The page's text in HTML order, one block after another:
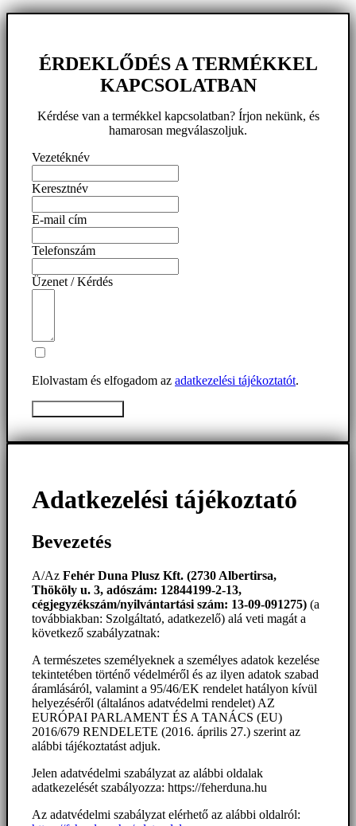
ÉRDEKLŐDÉS A TERMÉKKEL
KAPCSOLATBAN
Kérdése van a termékkel kapcsolatban? Írjon nekünk, és
hamarosan megválaszoljuk.
Vezetéknév
Keresztnév
E-mail cím
Telefonszám
Üzenet / Kérdés
Elolvastam és elfogadom az adatkezelési tájékoztatót.
Adatkezelési tájékoztató
Bevezetés
A/Az Fehér Duna Plusz Kft. (2730 Albertirsa,
Thököly u. 3, adószám: 12844199-2-13,
cégjegyzékszám/nyilvántartási szám: 13-09-091275) (a
továbbiakban: Szolgáltató, adatkezelő) alá veti magát a
következő szabályzatnak:
A természetes személyeknek a személyes adatok kezelése
tekintetében történő védelméről és az ilyen adatok szabad
áramlásáról, valamint a 95/46/EK rendelet hatályon kívül
helyezéséről (általános adatvédelmi rendelet) AZ
EURÓPAI PARLAMENT ÉS A TANÁCS (EU)
2016/679 RENDELETE (2016. április 27.) szerint az
alábbi tájékoztatást adjuk.
Jelen adatvédelmi szabályzat az alábbi oldalak
adatkezelését szabályozza: https://feherduna.hu
Az adatvédelmi szabályzat elérhető az alábbi oldalról: